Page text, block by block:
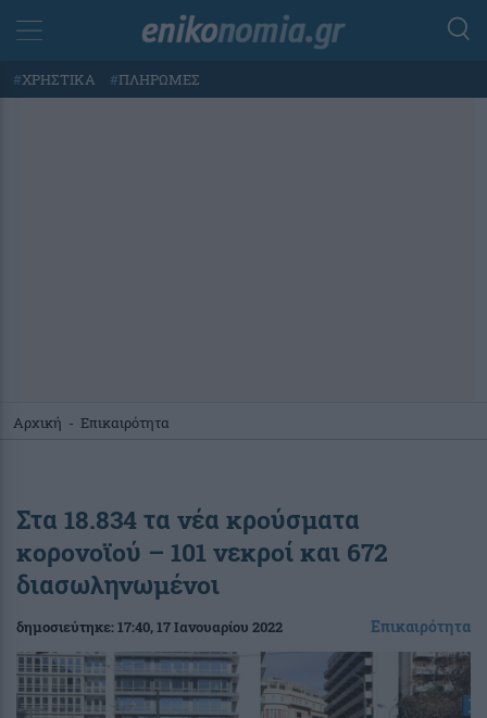
#ΧΡΗΣΤΙΚΑ #ΠΛΗΡΩΜΕΣ
Αρχική - Επικαιρότητα
Στα 18.834 τα νέα κρούσματα
κορονοϊού – 101 νεκροί και 672
διασωληνωμένοι
δημοσιεύτηκε:17:40, 17 Ιανουαρίου 2022 Επικαιρότητα